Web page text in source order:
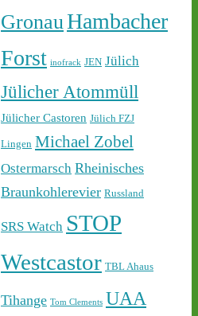
Castor stoppen!
@castorstoppen.bsky.social
22.45 Uhr - der 12. Castor
aus Jülich mit Ziel Ahaus
rollt - Polizei baut
Sicherheit ab - castor-
stoppen.de/ticker/
castor-stoppen.de
stoppen!
GronauHambacher
Forst inofrack JEN Jülich
Jülicher Atommüll
Jülicher Castoren Jülich FZJ
Lingen Michael Zobel
Ostermarsch Rheinisches
Braunkohlerevier Russland
SRS Watch STOP
Westcastor TBL Ahaus
Tihange Tom Clements UAA